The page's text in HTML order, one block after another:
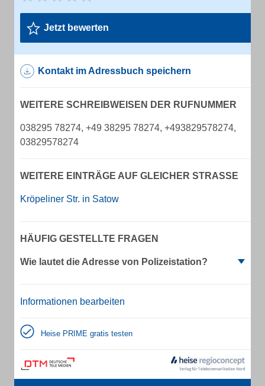
Jetzt bewerten
Kontakt im Adressbuch speichern
WEITERE SCHREIBWEISEN DER RUFNUMMER
038295 78274, +49 38295 78274, +493829578274,
03829578274
WEITERE EINTRÄGE AUF GLEICHER STRASSE
Kröpeliner Str. in Satow
HÄUFIG GESTELLTE FRAGEN
Wie lautet die Adresse von Polizeistation?
Informationen bearbeiten
Heise PRIME gratis testen